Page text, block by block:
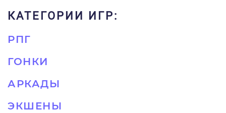
КАТЕГОРИИ ИГР:
РПГ
ГОНКИ
АРКАДЫ
ЭКШЕНЫ